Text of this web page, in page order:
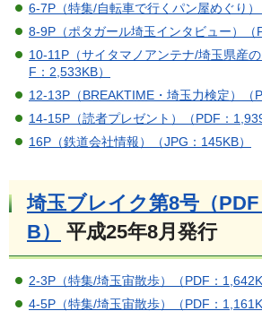
6-7P（特集/自転車で行くパン屋めぐり）
8-9P（ポタガール埼玉インタビュー）（
10-11P（サイタマノアンテナ/埼玉県産
F：2,533KB）
12-13P（BREAKTIME・埼玉力検定）（
14-15P（読者プレゼント）（PDF：
16P（鉄道会社情報）（JPG：145KB）
埼玉ブレイク第8号（
B）
平成25年8月発行
2-3P（特集/埼玉宙散歩）（PDF：
4-5P（特集/埼玉宙散歩）（PDF：